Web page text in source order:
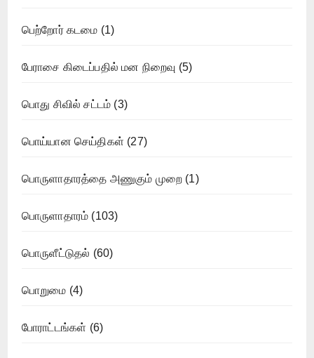
பெற்றோர் கடமை (1)
பேராசை கிடைப்பதில் மன நிறைவு (5)
பொது சிவில் சட்டம் (3)
பொய்யான செய்திகள் (27)
பொருளாதாரத்தை அணுகும் முறை (1)
பொருளாதாரம் (103)
பொருளீட்டுதல் (60)
பொறுமை (4)
போராட்டங்கள் (6)